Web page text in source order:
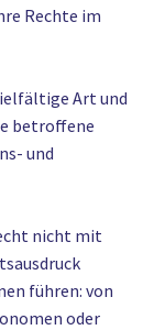
Rechte im
Art und
betroffene
und
nicht mit
führen: von
oder